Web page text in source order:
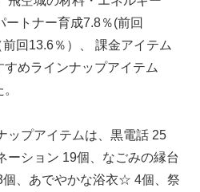
ートナー育成7.8％(前回
回13.6％）、 課金アイテム
めラインナップアイテム
ップアイテムは、黒電話 25
ーション 19個、なごみの縁台
、あでやかな浴衣☆ 4個、祭